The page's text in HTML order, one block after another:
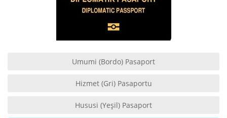
Umumi (Bordo) Pasaport
Hizmet (Gri) Pasaportu
Hususi (Yeşil) Pasaport